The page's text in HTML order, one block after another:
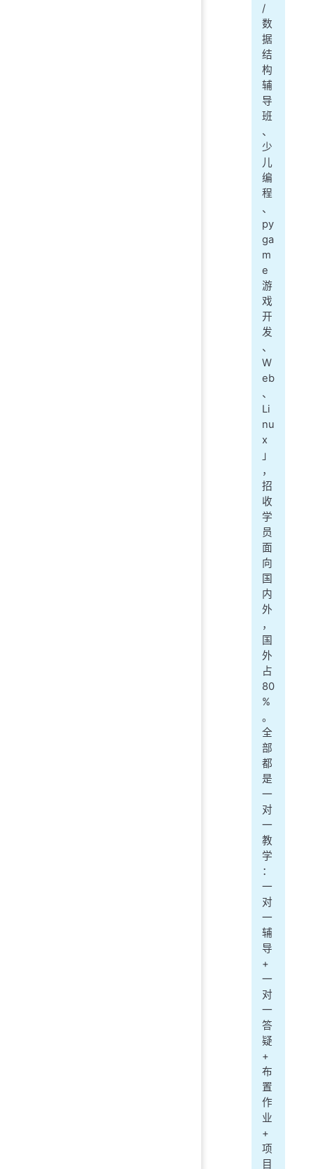
/
数
据
结
构
辅
导
班
、
少
儿
编
程
、
py
ga
m
e
游
戏
开
发
、
W
eb
、
Li
nu
x
」
，
招
收
学
员
面
向
国
内
外
，
国
外
占
80
%
。
全
部
都
是
一
对
一
教
学
：
一
对
一
辅
导
+
一
对
一
答
疑
+
布
置
作
业
+
项
目